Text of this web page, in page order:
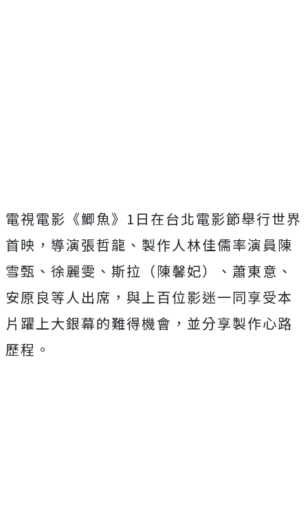
電視電影《鯽魚》1日在台北電影節舉行世界
首映，導演張哲龍、 製作人林佳儒率演員陳
雪甄、徐麗雯、斯拉（陳馨妃）、蕭東意、
安原良等人出席， 與上百位影迷一同享受本
片躍上大銀幕的難得機會， 並分享製作心路
歷程。